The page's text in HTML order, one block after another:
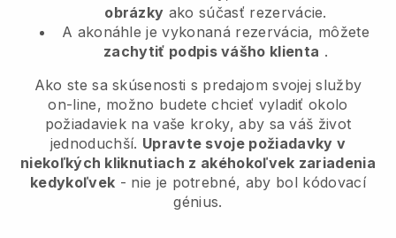
obrázky ako súčasť rezervácie.
A akonáhle je vykonaná rezervácia, môžete
zachytiť podpis vášho klienta .
Ako ste sa skúsenosti s predajom svojej služby
on-line, možno budete chcieť vyladiť okolo
požiadaviek na vaše kroky, aby sa váš život
jednoduchší. Upravte svoje požiadavky v
niekoľkých kliknutiach z akéhokoľvek zariadenia
kedykoľvek - nie je potrebné, aby bol kódovací
génius.